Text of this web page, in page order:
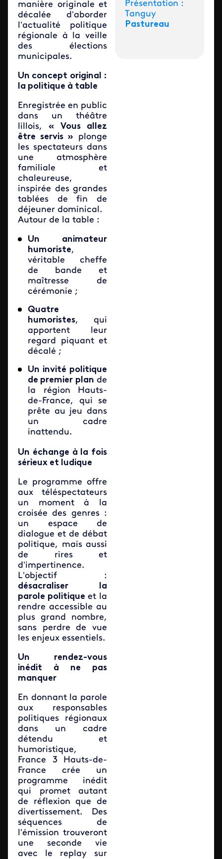
manière originale et
décalée d’aborder
l’actualité politique
régionale à la veille
des élections
municipales.
Un concept original :
la politique à table
Enregistrée en public
dans un théâtre
lillois, « Vous allez
être servis » plonge
les spectateurs dans
une atmosphère
familiale et
chaleureuse,
inspirée des grandes
tablées de fin de
déjeuner dominical.
Autour de la table :
Un animateur
humoriste,
véritable cheffe
de bande et
maîtresse de
cérémonie ;
Quatre
humoristes, qui
apportent leur
regard piquant et
décalé ;
Un invité politique
de premier plan de
la région Hauts-
de-France, qui se
prête au jeu dans
un cadre
inattendu.
Un échange à la fois
sérieux et ludique
Le programme offre
aux téléspectateurs
un moment à la
croisée des genres :
un espace de
dialogue et de débat
politique, mais aussi
de rires et
d’impertinence.
L’objectif :
désacraliser la
parole politique et la
rendre accessible au
plus grand nombre,
sans perdre de vue
les enjeux essentiels.
Un rendez-vous
inédit à ne pas
manquer
En donnant la parole
aux responsables
politiques régionaux
dans un cadre
détendu et
humoristique,
France 3 Hauts-de-
France crée un
programme inédit
qui promet autant
de réflexion que de
divertissement. Des
séquences de
l’émission trouveront
une seconde vie
avec le replay sur
Présentation :
Tanguy
Pastureau